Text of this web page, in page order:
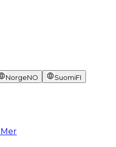
NorgeNO SuomiFI
Mer